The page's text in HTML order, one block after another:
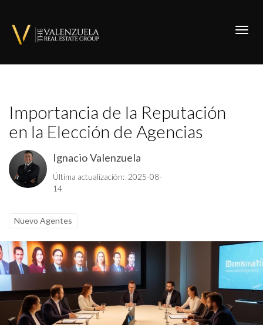
Importancia de la Reputación
en la Elección de Agencias
Ignacio Valenzuela
Última actualización: 2025-08-
14
Nuevo Agentes